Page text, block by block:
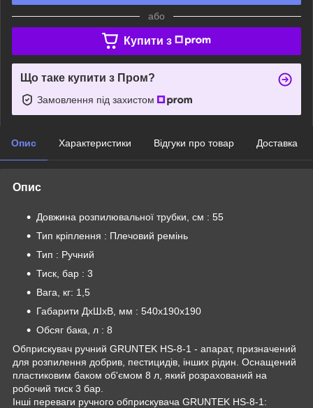
або
Купити з
Що таке купити з Пром?
Замовлення під захистом
Опис Характеристики Відгуки про товар Доставка
Опис
Довжина розпилювальної трубки, см : 55
Тип кріплення : Плечовий ремінь
Тип : Ручний
Тиск, бар : 3
Вага, кг: 1,5
Габарити ДхШхВ, мм : 540х190х190
Обсяг бака, л : 8
Обприскувач ручний GRUNTEK HS-8-1 - апарат, призначений
для розпилення добрив, пестицидів, інших рідин. Оснащений
пластиковим баком об'ємом 8 л, який розрахований на
робочий тиск 3 бар.
Інші переваги ручного обприскувача GRUNTEK HS-8-1: